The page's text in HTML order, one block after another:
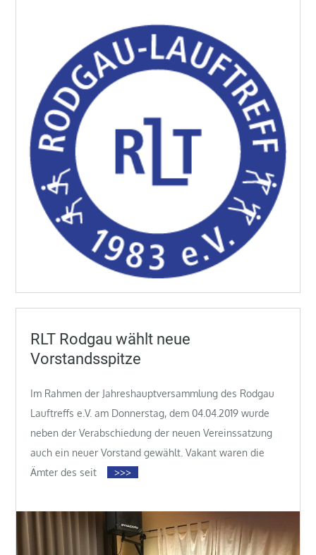
RLT Rodgau wählt neue
Vorstandsspitze
Im Rahmen der Jahreshauptversammlung des Rodgau
Lauftreffs e.V. am Donnerstag, dem 04.04.2019 wurde
neben der Verabschiedung der neuen Vereinssatzung
auch ein neuer Vorstand gewählt. Vakant waren die
Ämter des seit
>>>